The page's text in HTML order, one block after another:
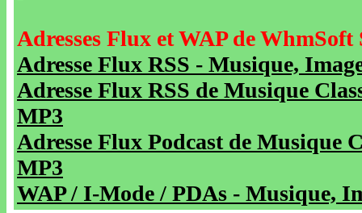
Adresses Flux et WAP de WhmSoft
Adresse Flux RSS - Musique,
Adresse Flux RSS de Musique
MP3
Adresse Flux Podcast de Musique
MP3
WAP / I-Mode / PDAs - Musique,